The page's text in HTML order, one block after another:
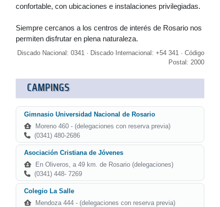
confortable, con ubicaciones e instalaciones privilegiadas.
Siempre cercanos a los centros de interés de Rosario nos
permiten disfrutar en plena naturaleza.
Discado Nacional: 0341 · Discado Internacional: +54 341 · Código
Postal: 2000
CAMPINGS
Gimnasio Universidad Nacional de Rosario
Moreno 460 - (delegaciones con reserva previa)
(0341) 480-2686
Asociación Cristiana de Jóvenes
En Oliveros, a 49 km. de Rosario (delegaciones)
(0341) 448- 7269
Colegio La Salle
Mendoza 444 - (delegaciones con reserva previa)